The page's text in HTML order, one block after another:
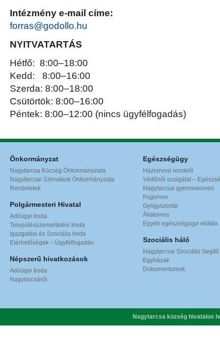
Intézmény e-mail címe:
forras@godollo.hu
NYITVATARTÁS
Hétfő: 8:00–18:00
Kedd: 8:00–16:00
Szerda: 8:00–18:00
Csütörtök: 8:00–16:00
Péntek: 8:00–12:00 (nincs ügyfélfogadás)
Önkormányzat
Nagytarcsa Község Önkormányzata
Nagytarcsai Szlovákok Önkormányzata
Rendeletek
Polgármesteri Hivatal
Adóügyi Iroda
Településüzemeltetési Iroda
Igazgatási és Szociális Iroda
Elérhetőségek – Ügyfélfogadás
Népszerű hivatkozások
Adóügyi Iroda
Nagytarcsáról
Egészségügy
Háziorvosi rendelő
Védőnői szolgálat –
Nagytarcsai gyermekorvos
Fogorvos
Gyógyszertár
Állatorvos
Egyéb egészségügyi ellátás
Szociális háló
Nagytarcsai Szociális
Egyházak
Dokumentumok
Nagytarcsa község hivatalos